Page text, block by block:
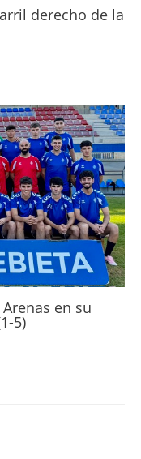
derecho de la
en su
5)